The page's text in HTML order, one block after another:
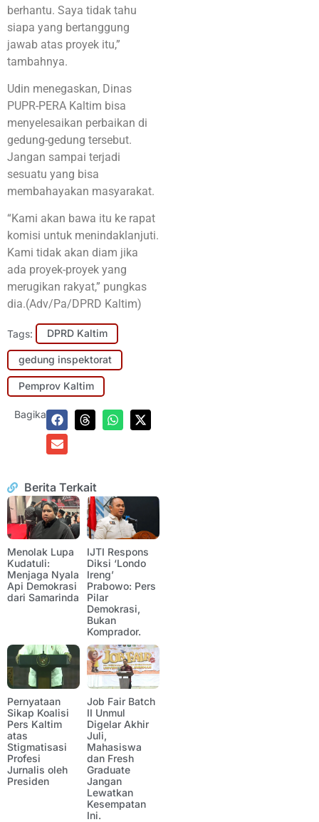
berhantu. Saya tidak tahu
siapa yang bertanggung
jawab atas proyek itu,”
tambahnya.
Udin menegaskan, Dinas
PUPR-PERA Kaltim bisa
menyelesaikan perbaikan di
gedung-gedung tersebut.
Jangan sampai terjadi
sesuatu yang bisa
membahayakan masyarakat.
“Kami akan bawa itu ke rapat
komisi untuk menindaklanjuti.
Kami tidak akan diam jika
ada proyek-proyek yang
merugikan rakyat,” pungkas
dia.(Adv/Pa/DPRD Kaltim)
Tags: DPRD Kaltim
gedung inspektorat
Pemprov Kaltim
Bagikan:
Berita Terkait
Menolak Lupa
Kudatuli:
Menjaga Nyala
Api Demokrasi
dari Samarinda
IJTI Respons
Diksi ‘Londo
Ireng’
Prabowo: Pers
Pilar
Demokrasi,
Bukan
Komprador.
Pernyataan
Sikap Koalisi
Pers Kaltim
atas
Stigmatisasi
Profesi
Jurnalis oleh
Presiden
Job Fair Batch
II Unmul
Digelar Akhir
Juli,
Mahasiswa
dan Fresh
Graduate
Jangan
Lewatkan
Kesempatan
Ini.